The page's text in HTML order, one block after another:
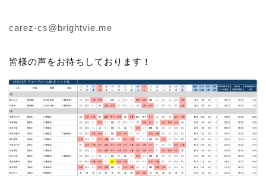
carez-cs@brightvie.me
皆様の声をお待ちしております！